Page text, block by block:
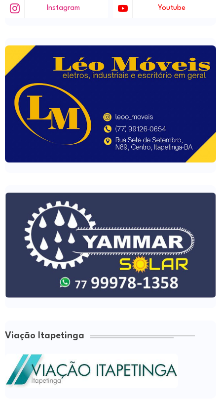
Instagram Youtube
Viação Itapetinga